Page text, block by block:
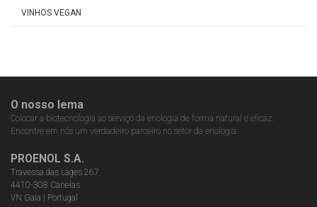
VINHOS VEGAN
O nosso lema
Colocar a biotecnologia ao serviço da enologia de forma natural e eficaz.
Encontre em nós um verdadeiro parceiro no setor da enologia.
PROENOL S.A.
Travessa das Lages 267
4410-308 Canelas
VN Gaia | Portugal